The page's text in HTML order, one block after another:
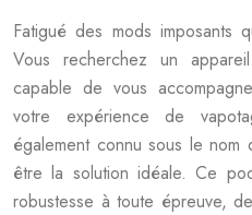
Fatigué des mods imposants
Vous recherchez un
capable de vous
votre expérience de
également connu sous le nom
être la solution idéale. Ce
robustesse à toute épreuve,